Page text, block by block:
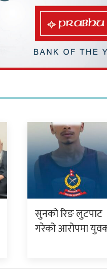
सुनको रिङ लुटपाट
गरेको आरोपमा